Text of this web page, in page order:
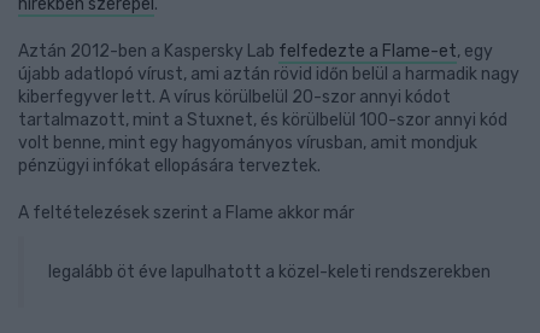
Aztán 2012-ben a Kaspersky Lab felfedezte a Flame-et, egy
újabb adatlopó vírust, ami aztán rövid időn belül a harmadik nagy
kiberfegyver lett. A vírus körülbelül 20-szor annyi kódot
tartalmazott, mint a Stuxnet, és körülbelül 100-szor annyi kód
volt benne, mint egy hagyományos vírusban, amit mondjuk
pénzügyi infókat ellopására terveztek.
A feltételezések szerint a Flame akkor már
legalább öt éve lapulhatott a közel-keleti rendszerekben